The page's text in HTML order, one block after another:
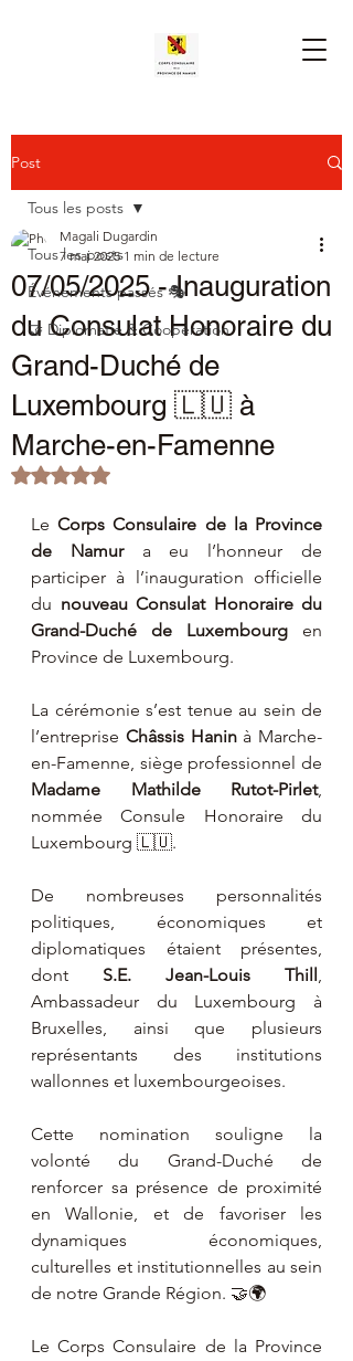
Post
Tous les posts
Événements passés 🎭
🤝 Diplomatie & Coopération
Tous les posts
07/05/2025 - Inauguration
du Consulat Honoraire du
Grand-Duché de
Luxembourg 🇱🇺 à
Marche-en-Famenne
Magali Dugardin
7 mai 2025 1 min de lecture
Noté NaN étoiles sur 5.
Le Corps Consulaire de la Province
de Namur a eu l’honneur de
participer à l’inauguration officielle
du nouveau Consulat Honoraire du
Grand-Duché de Luxembourg en
Province de Luxembourg.
La cérémonie s’est tenue au sein de
l’entreprise Châssis Hanin à Marche-
Madame Mathilde Rutot-Pirlet,
nommée Consule Honoraire du
Luxembourg 🇱🇺.
De nombreuses personnalités
politiques, économiques et
diplomatiques étaient présentes,
dont S.E. Jean-Louis Thill,
Ambassadeur du Luxembourg à
Bruxelles, ainsi que plusieurs
représentants des institutions
wallonnes et luxembourgeoises.
Cette nomination souligne la
volonté du Grand-Duché de
renforcer sa présence de proximité
en Wallonie, et de favoriser les
dynamiques économiques,
culturelles et institutionnelles au sein
de notre Grande Région. 🤝🌍
Le Corps Consulaire de la Province